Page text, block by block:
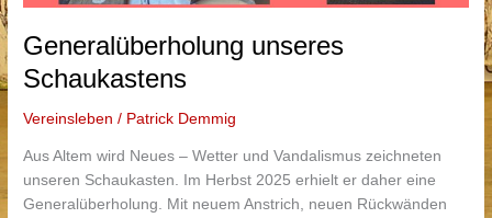
Generalüberholung unseres
Schaukastens
Vereinsleben / Patrick Demmig
Aus Altem wird Neues – Wetter und Vandalismus zeichneten
unseren Schaukasten. Im Herbst 2025 erhielt er daher eine
Generalüberholung. Mit neuem Anstrich, neuen Rückwänden